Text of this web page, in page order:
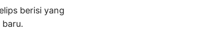
berisi yang